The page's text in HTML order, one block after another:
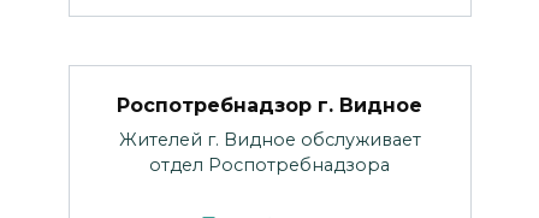
Роспотребнадзор г. Видное
Жителей г. Видное обслуживает
отдел Роспотребнадзора